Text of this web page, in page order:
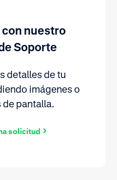
nuestro
Soporte
detalles de tu
imágenes o
pantalla.
solicitud